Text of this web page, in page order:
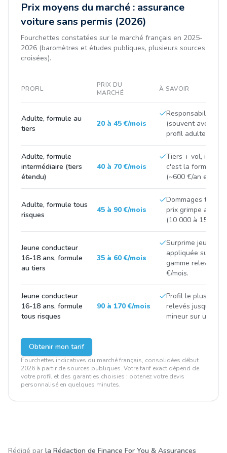
Prix moyens du marché : assurance
voiture sans permis (2026)
Fourchettes constatées sur le marché français en 2025-
2026 (baromètres et études publiques, plusieurs sources
croisées).
PROFIL
PRIX DU
MARCHÉ
À SAVOIR
Adulte, formule au
tiers
20 à 45 €/mois
Responsabilité
(souvent avec
profil adulte sans
Adulte, formule
intermédiaire (tiers
étendu)
40 à 70 €/mois
Tiers + vol,
c'est la formule
(~600 €/an en
Adulte, formule tous
risques
45 à 90 €/mois
Dommages tous
prix grimpe avec
(10 000 à 15 000
Jeune conducteur
16-18 ans, formule
au tiers
35 à 60 €/mois
Surprime jeune
appliquée sur la
gamme relevées
€/mois.
Jeune conducteur
16-18 ans, formule
tous risques
90 à 170 €/mois
Profil le plus taxé
relevés jusqu'à
mineur sur une
Obtenir mon tarif
Fourchettes indicatives du marché français, consolidées début
2026 à partir de sources publiques. Votre tarif exact dépend de
votre profil et des garanties choisies : obtenez votre devis
personnalisé en quelques minutes.
Rédigé par la Rédaction de Finance For You & Assurances